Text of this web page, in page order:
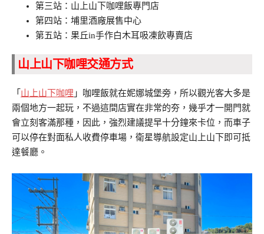
第三站：山上山下咖哩飯專門店
第四站：埔里酒廠展售中心
第五站：果丘in手作白木耳吸凍飲專賣店
山上山下咖哩交通方式
「 山上山下咖哩 」咖哩飯就在妮娜城堡旁，所以觀光客大多是
兩個地方一起玩，不過這間店實在非常的夯，幾乎才一開門就
會立刻客滿那種，因此，強烈建議提早十分鐘來卡位，而車子
可以停在對面私人收費停車場，衛星導航設定山上山下即可抵
達餐廳。